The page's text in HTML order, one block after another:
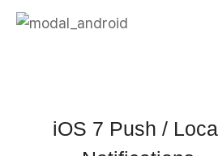
iOS 7 Push /